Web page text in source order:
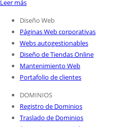
Leer más
Diseño Web
Páginas Web corporativas
Webs autogestionables
Diseño de Tiendas Online
Mantenimiento Web
Portafolio de clientes
DOMINIOS
Registro de Dominios
Traslado de Dominios